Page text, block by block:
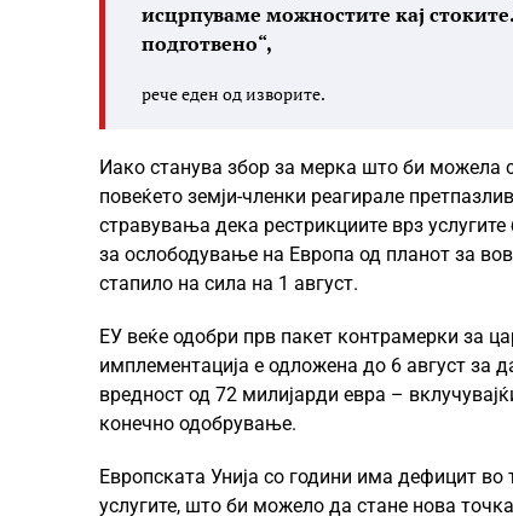
исцрпуваме можностите кај
подготвено“,
рече еден од изворите.
Иако станува збор за мерка што би можела
повеќето земји-членки реагирале
стравувања дека рестрикциите врз
за ослободување на Европа од планот за
стапило на сила на 1 август.
ЕУ веќе одобри прв пакет контрамерки за
имплементација е одложена до 6 август за
вредност од 72 милијарди евра –
конечно одобрување.
Европската Унија со години има дефицит
услугите, што би можело да стане нова